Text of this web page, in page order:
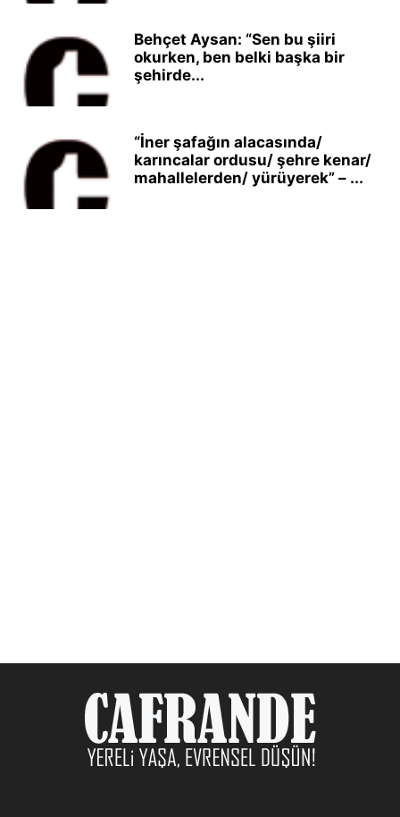
Behçet Aysan: “Sen bu şiiri
okurken, ben belki başka bir
şehirde...
“İner şafağın alacasında/
karıncalar ordusu/ şehre kenar/
mahallelerden/ yürüyerek” – ...